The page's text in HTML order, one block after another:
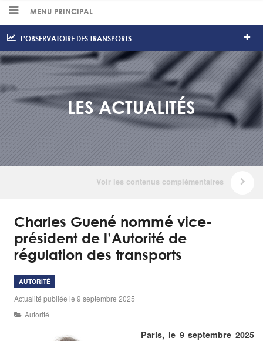
MENU PRINCIPAL
L'OBSERVATOIRE DES TRANSPORTS
LES ACTUALITÉS
Charles Guené nommé vice-
président de l’Autorité de
régulation des transports
AUTORITÉ
Actualité publiée le 9 septembre 2025
Autorité
Paris, le 9 septembre 2025